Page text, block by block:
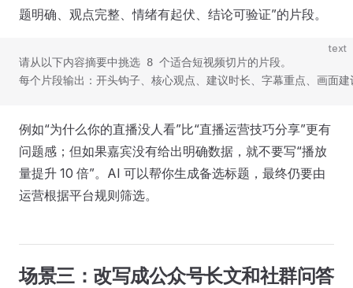
题明确、观点完整、情绪有起伏、结论可验证”的片段。
text
请从以下内容摘要中挑选 8 个适合短视频切片的片段。
每个片段输出：开头钩子、核心观点、建议时长、字幕重点、画面
例如“为什么你的直播没人看”比“直播运营技巧分享”更有
问题感；但如果嘉宾没有给出明确数据，就不要写“播放
量提升 10 倍”。AI 可以帮你生成备选标题，最终仍要由
运营根据平台规则筛选。
场景三：改写成公众号长文和社群问答